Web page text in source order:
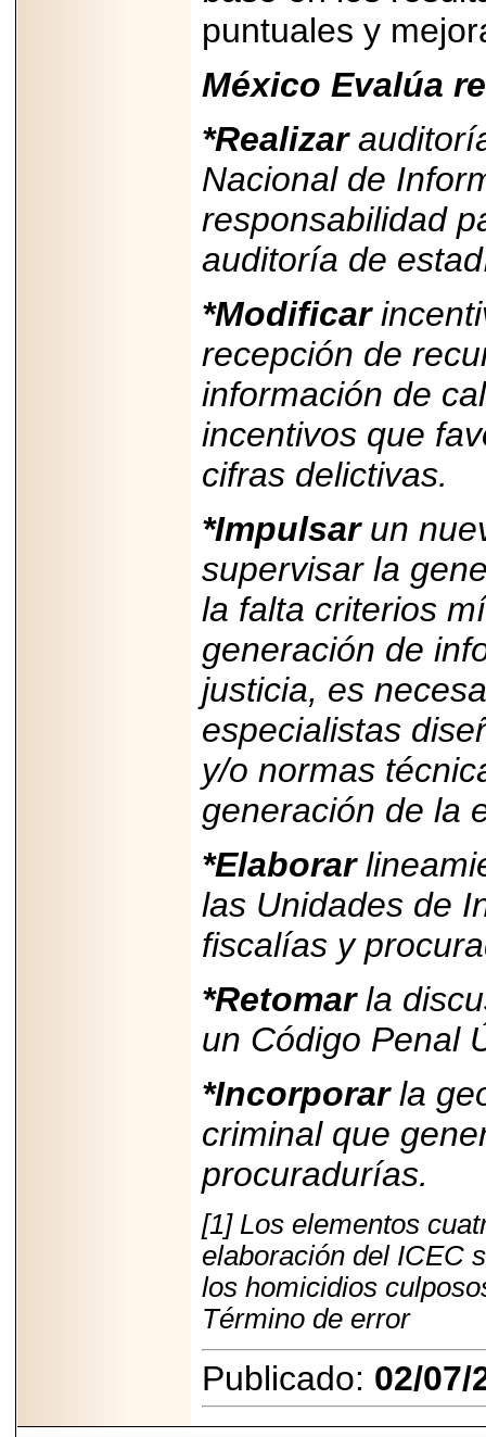
puntuales y
México Evalúa
*Realizar
Nacional de
responsabilidad
auditoría de
*Modificar
recepción de
información de
incentivos que
cifras delictivas.
*Impulsarun
supervisar la
la falta criterios
generación de
justicia, es
especialistas
y/o normas
generación de la
*Elaborar
las Unidades de
fiscalías y
*Retomarla
un Código Penal
*Incorporarla
criminal que
procuradurías.
[1] Los elementos
elaboración del ICEC
los homicidios
Término de error
Publicado: 02/07/